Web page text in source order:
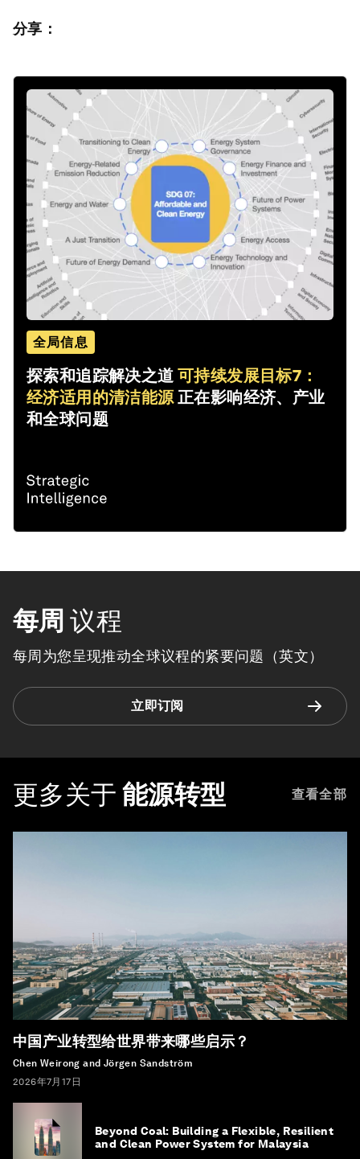
分享：
全局信息
探索和追踪解决之道可持续发展目标7：
经济适用的清洁能源正在影响经济、产业
和全球问题
每周 议程
每周为您呈现推动全球议程的紧要问题（英文）
立即订阅
更多关于 能源转型 查看全部
中国产业转型给世界带来哪些启示？
Chen Weirong and Jörgen Sandström
2026年7月17日
Beyond Coal: Building a Flexible, Resilient
and Clean Power System for Malaysia